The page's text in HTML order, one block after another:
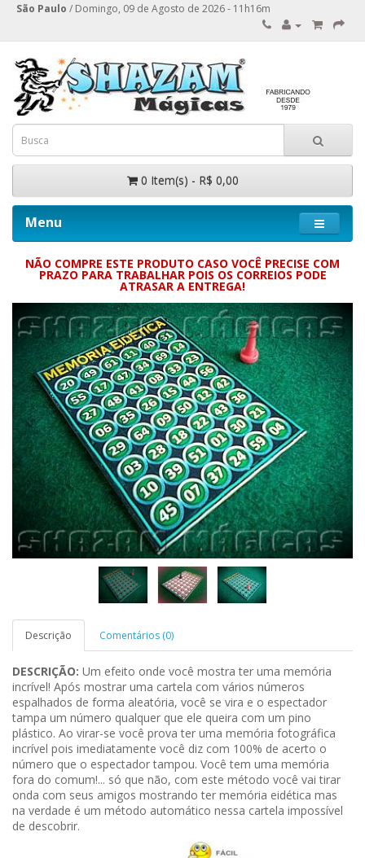
São Paulo / Domingo, 09 de Agosto de 2026 - 11h16m
0 Item(s) - R$ 0,00
Menu
NÃO COMPRE ESTE PRODUTO CASO VOCÊ PRECISE COM
PRAZO PARA TRABALHAR POIS OS CORREIOS PODE
ATRASAR A ENTREGA!
Descrição Comentários (0)
DESCRIÇÃO: Um efeito onde você mostra ter uma memória
incrível! Após mostrar uma cartela com vários números
espalhados de forma aleatória, você se vira e o espectador
tampa um número qualquer que ele queira com um pino
plástico. Ao virar-se você prova ter uma memória fotográfica
incrível pois imediatamente você diz com 100% de acerto o
número que o espectador tampou. Você tem uma memória
fora do comum!... só que não, com este método você vai tirar
onda com seus amigos mostrando ter memória eidética mas
na verdade é um método automático nessa cartela impossível
de descobrir.